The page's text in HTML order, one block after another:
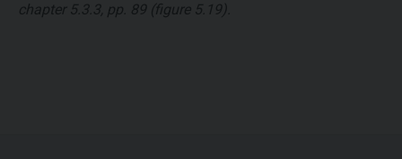
chapter 5.3.3, pp. 89 (figure 5.19).